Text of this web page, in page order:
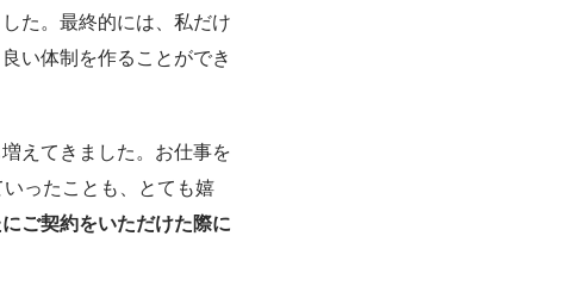
た。最終的には、私だけ
い体制を作ることができ
えてきました。お仕事を
ったことも、とても嬉
ご契約をいただけた際に